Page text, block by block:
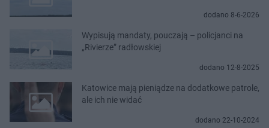
dodano 8-6-2026
Wypisują mandaty, pouczają – policjanci na
„Rivierze” radłowskiej
dodano 12-8-2025
Katowice mają pieniądze na dodatkowe patrole,
ale ich nie widać
dodano 22-10-2024